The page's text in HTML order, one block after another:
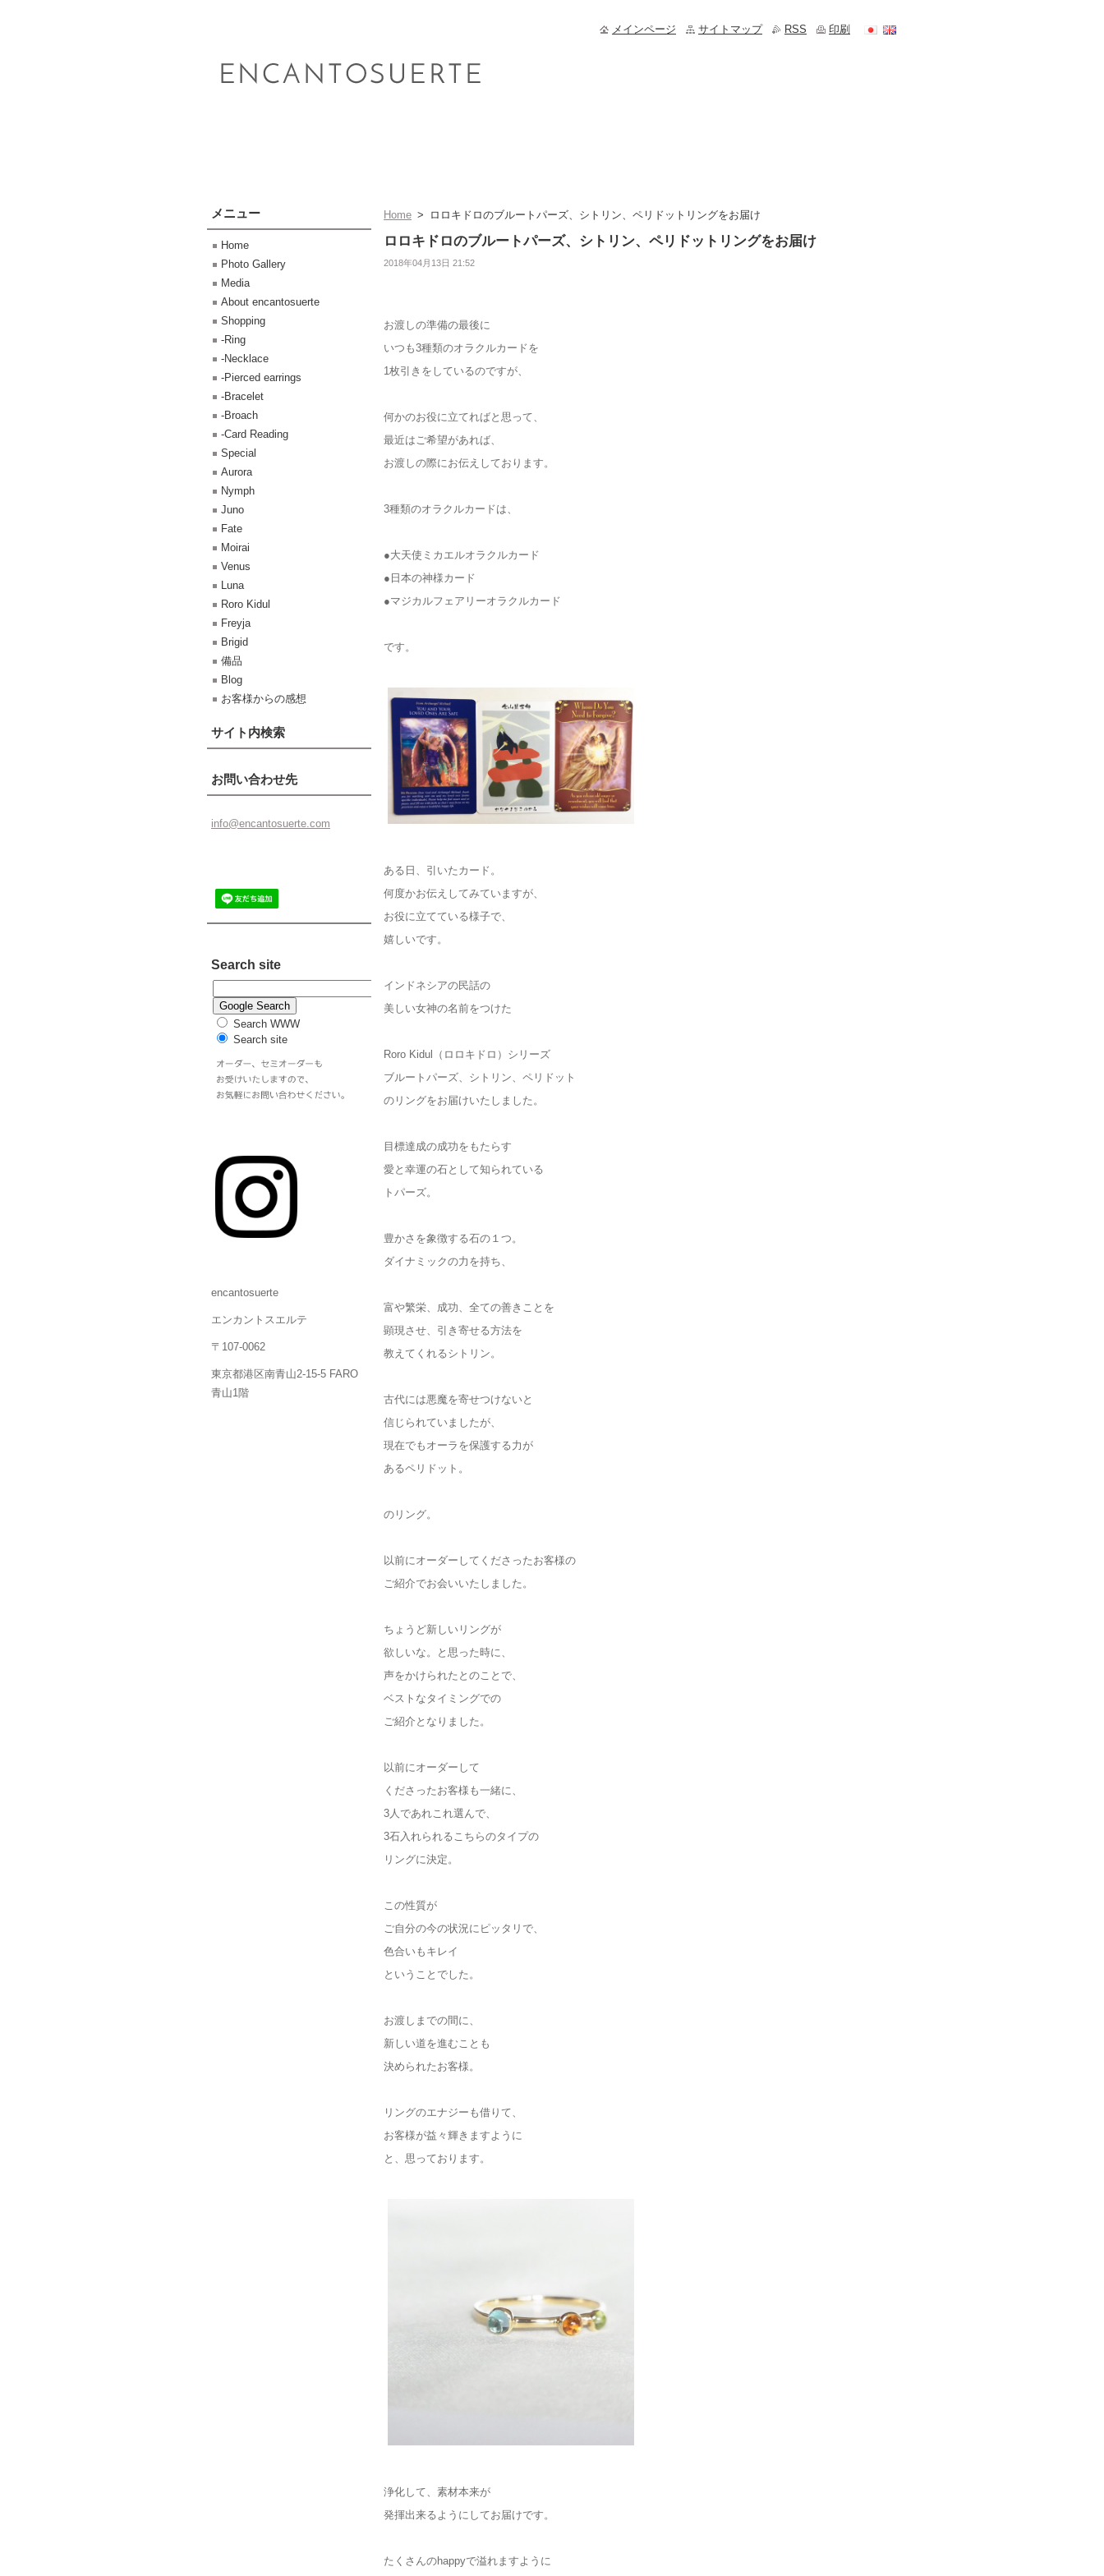
Home > ロロキドロのブルートパーズ、シトリン、ペリドットリングをお届け
ロロキドロのブルートパーズ、シトリン、ペリドットリングをお届け
2018年04月13日 21:52
お渡しの準備の最後に
いつも3種類のオラクルカードを
1枚引きをしているのですが、
何かのお役に立てればと思って、
最近はご希望があれば、
お渡しの際にお伝えしております。
3種類のオラクルカードは、
●大天使ミカエルオラクルカード
●日本の神様カード
●マジカルフェアリーオラクルカード
です。
ある日、引いたカード。
何度かお伝えしてみていますが、
お役に立てている様子で、
嬉しいです。
インドネシアの民話の
美しい女神の名前をつけた
Roro Kidul（ロロキドロ）シリーズ
ブルートパーズ、シトリン、ペリドット
のリングをお届けいたしました。
目標達成の成功をもたらす
愛と幸運の石として知られている
トパーズ。
豊かさを象徴する石の１つ。
ダイナミックの力を持ち、
富や繁栄、成功、全ての善きことを
顕現させ、引き寄せる方法を
教えてくれるシトリン。
古代には悪魔を寄せつけないと
信じられていましたが、
現在でもオーラを保護する力が
あるペリドット。
のリング。
以前にオーダーしてくださったお客様の
ご紹介でお会いいたしました。
ちょうど新しいリングが
欲しいな。と思った時に、
声をかけられたとのことで、
ベストなタイミングでの
ご紹介となりました。
以前にオーダーして
くださったお客様も一緒に、
3人であれこれ選んで、
3石入れられるこちらのタイプの
リングに決定。
この性質が
ご自分の今の状況にピッタリで、
色合いもキレイ
ということでした。
お渡しまでの間に、
新しい道を進むことも
決められたお客様。
リングのエナジーも借りて、
お客様が益々輝きますように
と、思っております。
浄化して、素材本来が
発揮出来るようにしてお届けです。
たくさんのhappyで溢れますように
メニュー
Home
Photo Gallery
Media
About encantosuerte
Shopping
-Ring
-Necklace
-Pierced earrings
-Bracelet
-Broach
-Card Reading
Special
Aurora
Nymph
Juno
Fate
Moirai
Venus
Luna
Roro Kidul
Freyja
Brigid
備品
Blog
お客様からの感想
サイト内検索
お問い合わせ先
info@encantosuerte.com
Search site
Search WWW
Search site
encantosuerte
エンカントスエルテ
〒107-0062
東京都港区南青山2-15-5 FARO
青山1階
メインページ サイトマップ RSS 印刷